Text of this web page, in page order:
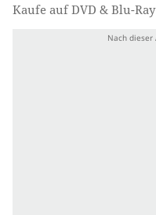
Kaufe auf DVD & Blu-Ray